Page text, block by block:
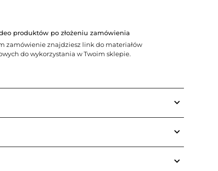
produktów po złożeniu zamówienia
zamówienie znajdziesz link do materiałów
do wykorzystania w Twoim sklepie.